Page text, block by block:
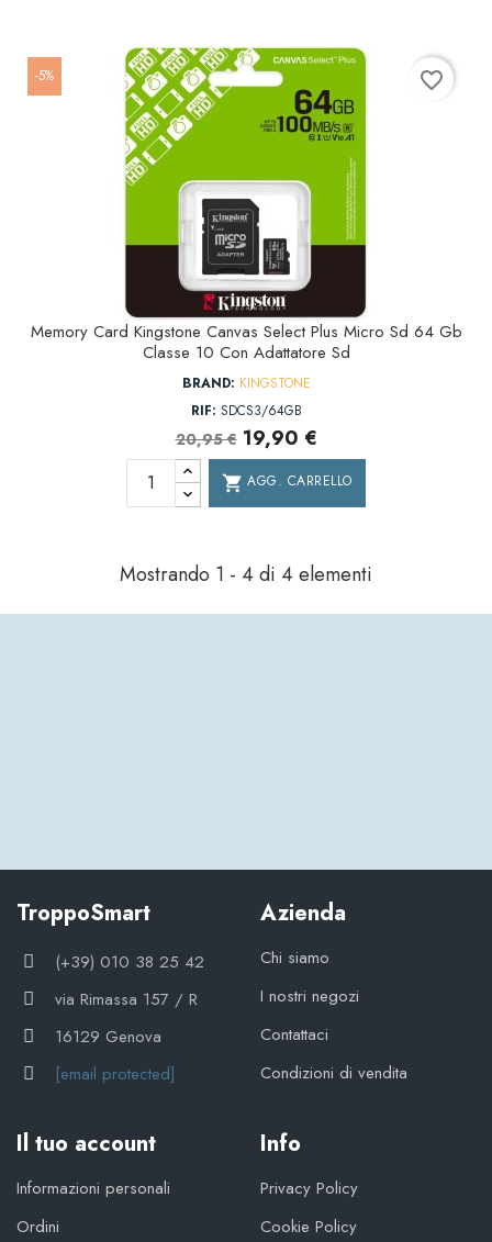
-5%
Memory Card Kingstone Canvas Select Plus Micro Sd 64 Gb
Classe 10 Con Adattatore Sd
BRAND: KINGSTONE
RIF: SDCS3/64GB
20,95 € 19,90 €
shopping_cart AGG. CARRELLO
favorite_border
Mostrando 1 - 4 di 4 elementi
TroppoSmart
(+39) 010 38 25 42
via Rimassa 157 / R
16129 Genova
[email protected]
Azienda
Chi siamo
I nostri negozi
Contattaci
Condizioni di vendita
Il tuo account
Informazioni personali
Ordini
Info
Privacy Policy
Cookie Policy